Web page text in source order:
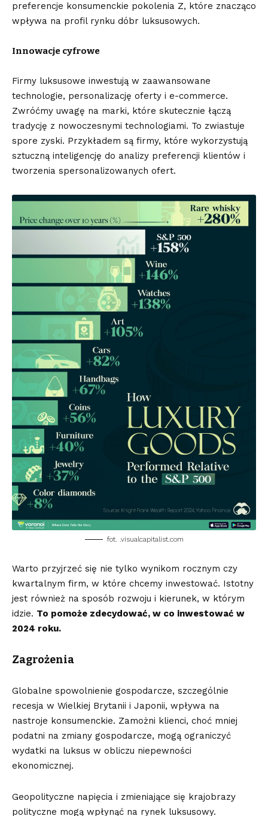
preferencje konsumenckie pokolenia Z, które znacząco
wpływa na profil rynku dóbr luksusowych.
Innowacje cyfrowe
Firmy luksusowe inwestują w zaawansowane
technologie, personalizację oferty i e-commerce.
Zwróćmy uwagę na marki, które skutecznie łączą
tradycję z nowoczesnymi technologiami. To zwiastuje
spore zyski. Przykładem są firmy, które wykorzystują
sztuczną inteligencję do analizy preferencji klientów i
tworzenia spersonalizowanych ofert.
fot. .visualcapitalist.com
Warto przyjrzeć się nie tylko wynikom rocznym czy
kwartalnym firm, w które chcemy inwestować. Istotny
jest również na sposób rozwoju i kierunek, w którym
idzie. To pomoże zdecydować, w co inwestować w
2024 roku.
Zagrożenia
Globalne spowolnienie gospodarcze, szczególnie
recesja w Wielkiej Brytanii i Japonii, wpływa na
nastroje konsumenckie. Zamożni klienci, choć mniej
podatni na zmiany gospodarcze, mogą ograniczyć
wydatki na luksus w obliczu niepewności
ekonomicznej.
Geopolityczne napięcia i zmieniające się krajobrazy
polityczne mogą wpłynąć na rynek luksusowy.